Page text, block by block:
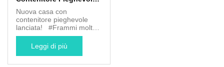
Lanciata!
Nuova casa con
contenitore pieghevole
lanciata! #Frammi molto
piu' forti; # Quattro tubi
nascosti sistema di
drenaggio; #Prospettiva
Leggi di più